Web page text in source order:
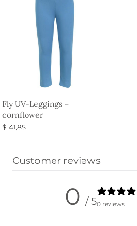
Fly UV-Leggings –
cornflower
$ 41,85
Customer reviews
0 / 50 reviews